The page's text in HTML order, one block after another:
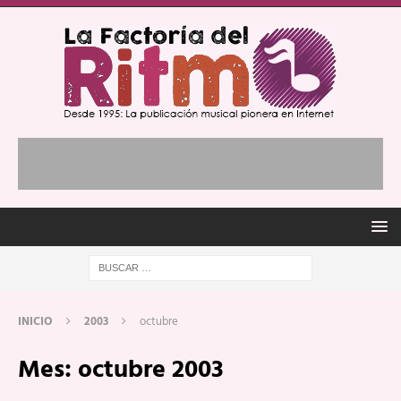
INICIO 2003 octubre
Mes: octubre 2003